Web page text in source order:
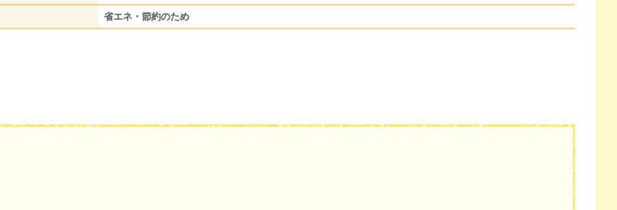
省エネ・節約のため